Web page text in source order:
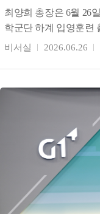
최양희 총장은 6월 26
학군단 하계 입영훈련
격려했다. 최 총장은 "
비서실 2026.06.26